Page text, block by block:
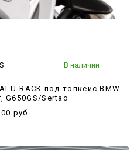
В наличии
RACK под топкейс BMW
G650GS/Sertao
руб